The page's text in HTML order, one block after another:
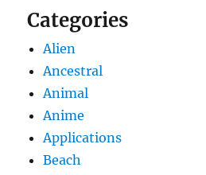
Categories
Alien
Ancestral
Animal
Anime
Applications
Beach